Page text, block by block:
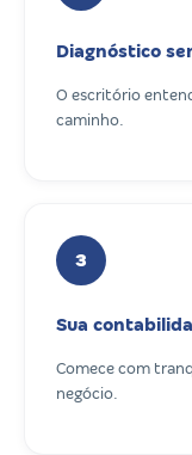
Diagnóstico
O escritório
caminho.
3
Sua
Comece com
negócio.